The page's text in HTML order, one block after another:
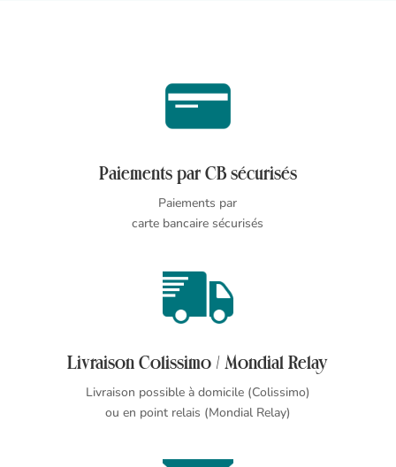
Paiements par CB sécurisés
Paiements par
carte bancaire sécurisés
Livraison Colissimo / Mondial Relay
Livraison possible à domicile (Colissimo)
ou en point relais (Mondial Relay)